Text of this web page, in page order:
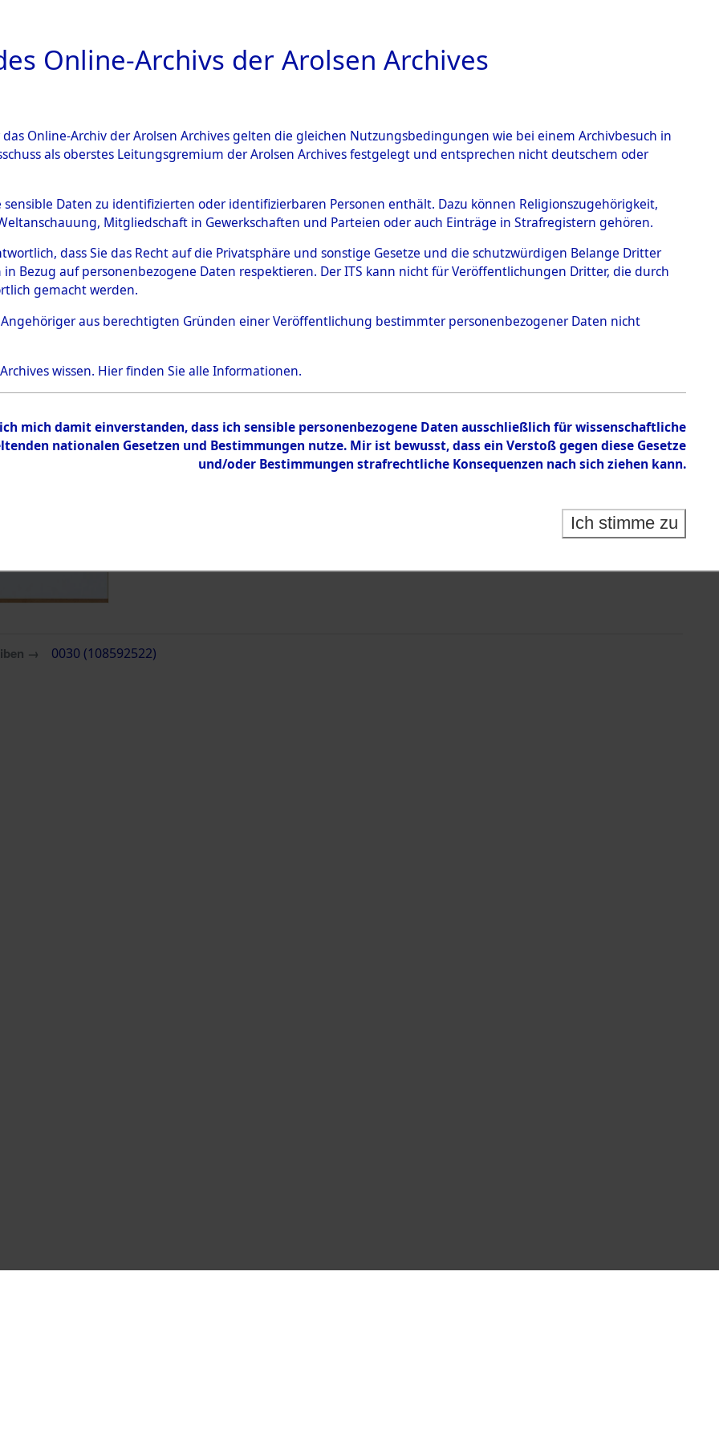
ARCHIVALE ÜBERSICHT BILD
0030 (108592522)
Person UNBEKANNT
Bestand
→ 0030 (108592522)
Online-Archivs der Arolsen Archives
Online-Archiv der Arolsen Archives gelten die gleichen Nutzungsbedingungen wie bei einem Archivbesuch in
als oberstes Leitungsgremium der Arolsen Archives festgelegt und entsprechen nicht deutschem oder
sensible Daten zu identifizierten oder identifizierbaren Personen enthält. Dazu können Religionszugehörigkeit,
Mitgliedschaft in Gewerkschaften und Parteien oder auch Einträge in Strafregistern gehören.
dass Sie das Recht auf die Privatsphäre und sonstige Gesetze und die schutzwürdigen Belange Dritter
Bezug auf personenbezogene Daten respektieren. Der ITS kann nicht für Veröffentlichungen Dritter, die durch
gemacht werden.
Angehöriger aus berechtigten Gründen einer Veröffentlichung bestimmter personenbezogener Daten nicht
wissen. Hierfinden Sie alle Informationen.
mich damit einverstanden, dass ich sensible personenbezogene Daten ausschließlich für wissenschaftliche
nationalen Gesetzen und Bestimmungen nutze. Mir ist bewusst, dass ein Verstoß gegen diese Gesetze
und/oder Bestimmungen strafrechtliche Konsequenzen nach sich ziehen kann.
Ich stimme zu